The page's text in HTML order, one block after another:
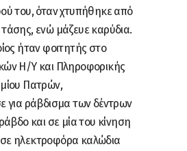
του, όταν χτυπήθηκε από
ενώ μάζευε καρύδια.
ήταν φοιτητής στο
Η/Υ και Πληροφορικής
Πατρών,
για ράβδισμα των δέντρων
και σε μία του κίνηση
ηλεκτροφόρα καλώδια